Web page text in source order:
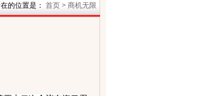
的位置是： 首页> 商机无限